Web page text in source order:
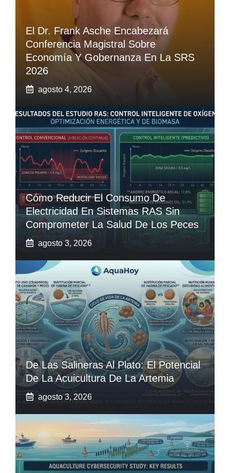
El Dr. Frank Asche Encabezará
Conferencia Magistral Sobre
Economía Y Gobernanza En La SRS
2026
agosto 4, 2026
Cómo Reducir El Consumo De
Electricidad En Sistemas RAS Sin
Comprometer La Salud De Los Peces
agosto 3, 2026
De Las Salineras Al Plato: El Potencial
De La Acuicultura De La Artemia
agosto 3, 2026